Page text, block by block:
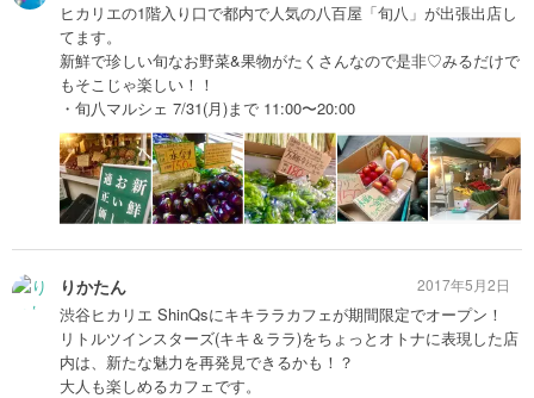
ヒカリエの1階入り口で都内で人気の八百屋「旬八」が出張出店し
てます。
新鮮で珍しい旬なお野菜&果物がたくさんなので是非♡みるだけで
もそこじゃ楽しい！！
・旬八マルシェ 7/31(月)まで 11:00〜20:00
りかたん
渋谷ヒカリエ ShinQsにキキララカフェが期間限定でオープン！
リトルツインスターズ(キキ＆ララ)をちょっとオトナに表現した店
内は、新たな魅力を再発見できるかも！？
大人も楽しめるカフェです。
2017年5月2日